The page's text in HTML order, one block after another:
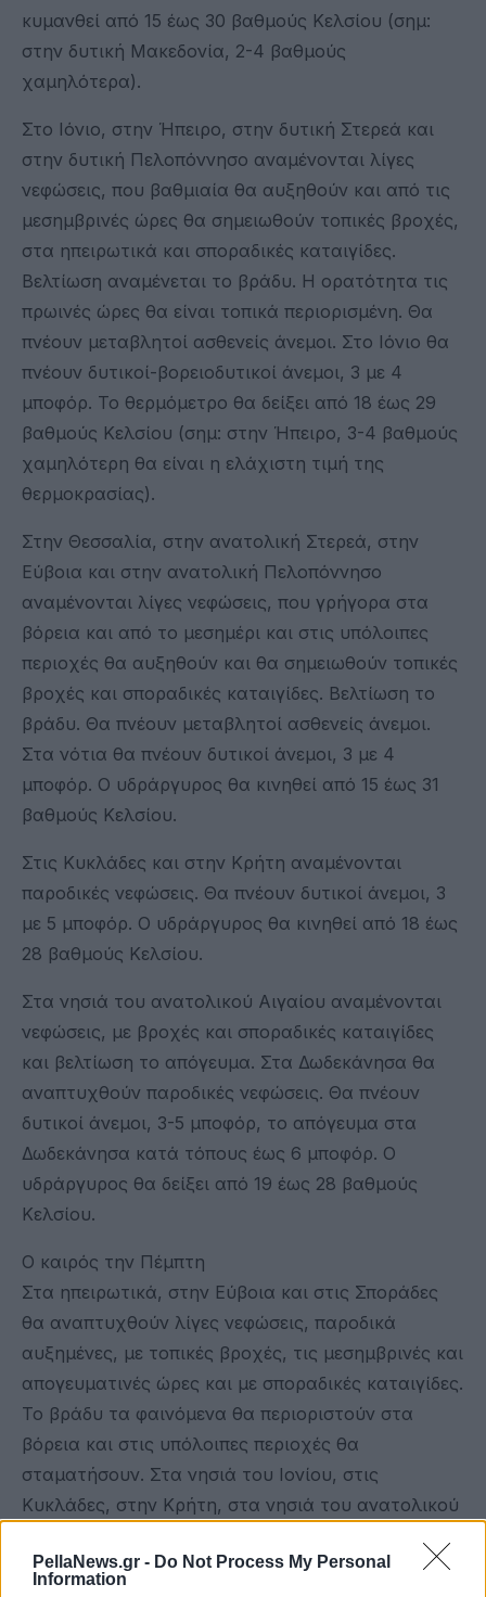
PellaNews.gr - Do Not Process My Personal
Information
κυμανθεί από 15 έως 30 βαθμούς Κελσίου (σημ:
στην δυτική Μακεδονία, 2-4 βαθμούς
χαμηλότερα).
Στο Ιόνιο, στην Ήπειρο, στην δυτική Στερεά και
στην δυτική Πελοπόννησο αναμένονται λίγες
νεφώσεις, που βαθμιαία θα αυξηθούν και από τις
μεσημβρινές ώρες θα σημειωθούν τοπικές βροχές,
στα ηπειρωτικά και σποραδικές καταιγίδες.
Βελτίωση αναμένεται το βράδυ. Η ορατότητα τις
πρωινές ώρες θα είναι τοπικά περιορισμένη. Θα
πνέουν μεταβλητοί ασθενείς άνεμοι. Στο Ιόνιο θα
πνέουν δυτικοί-βορειοδυτικοί άνεμοι, 3 με 4
μποφόρ. Το θερμόμετρο θα δείξει από 18 έως 29
βαθμούς Κελσίου (σημ: στην Ήπειρο, 3-4 βαθμούς
χαμηλότερη θα είναι η ελάχιστη τιμή της
θερμοκρασίας).
Στην Θεσσαλία, στην ανατολική Στερεά, στην
Εύβοια και στην ανατολική Πελοπόννησο
αναμένονται λίγες νεφώσεις, που γρήγορα στα
βόρεια και από το μεσημέρι και στις υπόλοιπες
περιοχές θα αυξηθούν και θα σημειωθούν τοπικές
βροχές και σποραδικές καταιγίδες. Βελτίωση το
βράδυ. Θα πνέουν μεταβλητοί ασθενείς άνεμοι.
Στα νότια θα πνέουν δυτικοί άνεμοι, 3 με 4
μποφόρ. Ο υδράργυρος θα κινηθεί από 15 έως 31
βαθμούς Κελσίου.
Στις Κυκλάδες και στην Κρήτη αναμένονται
παροδικές νεφώσεις. Θα πνέουν δυτικοί άνεμοι, 3
με 5 μποφόρ. Ο υδράργυρος θα κινηθεί από 18 έως
28 βαθμούς Κελσίου.
Στα νησιά του ανατολικού Αιγαίου αναμένονται
νεφώσεις, με βροχές και σποραδικές καταιγίδες
και βελτίωση το απόγευμα. Στα Δωδεκάνησα θα
αναπτυχθούν παροδικές νεφώσεις. Θα πνέουν
δυτικοί άνεμοι, 3-5 μποφόρ, το απόγευμα στα
Δωδεκάνησα κατά τόπους έως 6 μποφόρ. Ο
υδράργυρος θα δείξει από 19 έως 28 βαθμούς
Κελσίου.
Ο καιρός την Πέμπτη
Στα ηπειρωτικά, στην Εύβοια και στις Σποράδες
θα αναπτυχθούν λίγες νεφώσεις, παροδικά
αυξημένες, με τοπικές βροχές, τις μεσημβρινές και
απογευματινές ώρες και με σποραδικές καταιγίδες.
Το βράδυ τα φαινόμενα θα περιοριστούν στα
βόρεια και στις υπόλοιπες περιοχές θα
σταματήσουν. Στα νησιά του Ιονίου, στις
Κυκλάδες, στην Κρήτη, στα νησιά του ανατολικού
γενικά αίθριος, με πρόσκαιρες νεφώσεις τις